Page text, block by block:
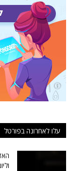
עלו לאחרונה בפורטל